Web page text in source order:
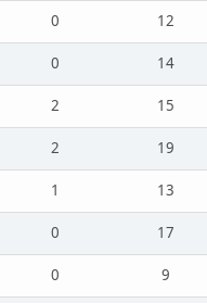
0
12
0
14
2
15
2
19
1
13
0
17
0
9